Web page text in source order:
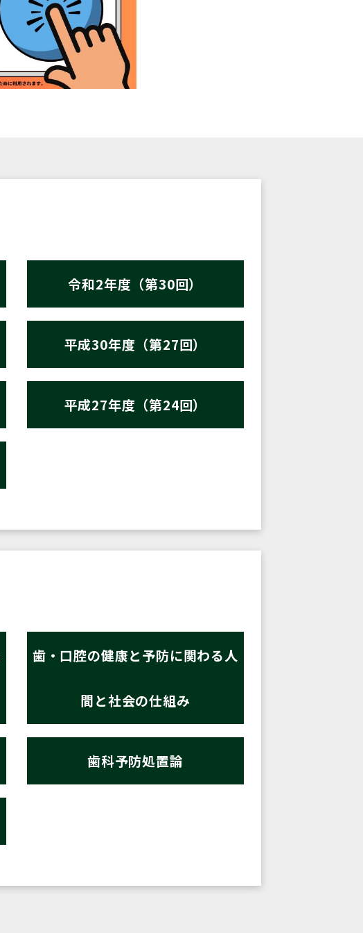
令和2年度（第30回）
平成30年度（第27回）
平成27年度（第24回）
歯・口腔の健康と予防に関わる人
間と社会の仕組み
歯科予防処置論